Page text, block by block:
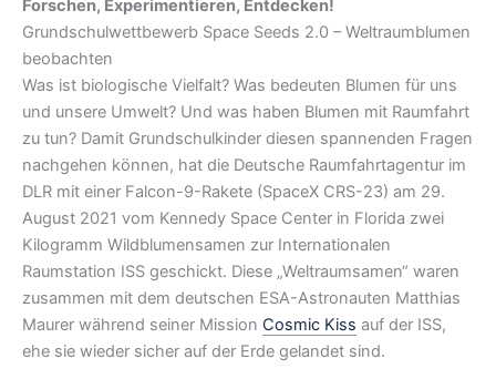
Forschen, Experimentieren, Entdecken!
Grundschulwettbewerb Space Seeds 2.0 – Weltraumblumen
beobachten
Was ist biologische Vielfalt? Was bedeuten Blumen für uns
und unsere Umwelt? Und was haben Blumen mit Raumfahrt
zu tun? Damit Grundschulkinder diesen spannenden Fragen
nachgehen können, hat die Deutsche Raumfahrtagentur im
DLR mit einer Falcon-9-Rakete (SpaceX CRS-23) am 29.
August 2021 vom Kennedy Space Center in Florida zwei
Kilogramm Wildblumensamen zur Internationalen
Raumstation ISS geschickt. Diese „Weltraumsamen“ waren
zusammen mit dem deutschen ESA-Astronauten Matthias
Maurer während seiner Mission Cosmic Kiss auf der ISS,
ehe sie wieder sicher auf der Erde gelandet sind.